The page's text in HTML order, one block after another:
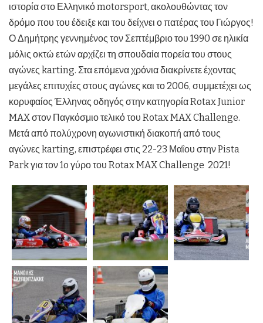
ιστορία στο Ελληνικό motorsport, ακολουθώντας τον
δρόμο που του έδειξε και του δείχνει ο πατέρας του Γιώργος!
Ο Δημήτρης γεννημένος τον Σεπτέμβριο του 1990 σε ηλικία
μόλις οκτώ ετών αρχίζει τη σπουδαία πορεία του στους
αγώνες karting. Στα επόμενα χρόνια διακρίνετε έχοντας
μεγάλες επιτυχίες στους αγώνες και το 2006, συμμετέχει ως
κορυφαίος Έλληνας οδηγός στην κατηγορίαRotaxJunior
MAX στον Παγκόσμιο τελικό του Rotax MAX Challenge.
Μετά από πολύχρονη αγωνιστική διακοπή από τους
αγώνες karting, επιστρέφει στις 22-23 Μαΐου στην Pista
Park για τον 1o γύρο του Rotax MAX Challenge 2021!